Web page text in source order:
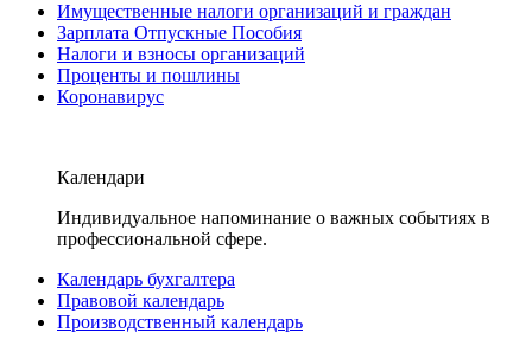
Имущественные налоги организаций и граждан
Зарплата Отпускные Пособия
Налоги и взносы организаций
Проценты и пошлины
Коронавирус
Календари
Индивидуальное напоминание о важных событиях в
профессиональной сфере.
Календарь бухгалтера
Правовой календарь
Производственный календарь